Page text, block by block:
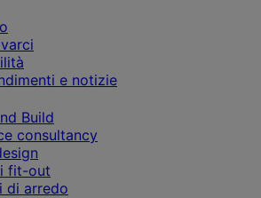
e notizie
Build
consultancy
fit-out
di arredo